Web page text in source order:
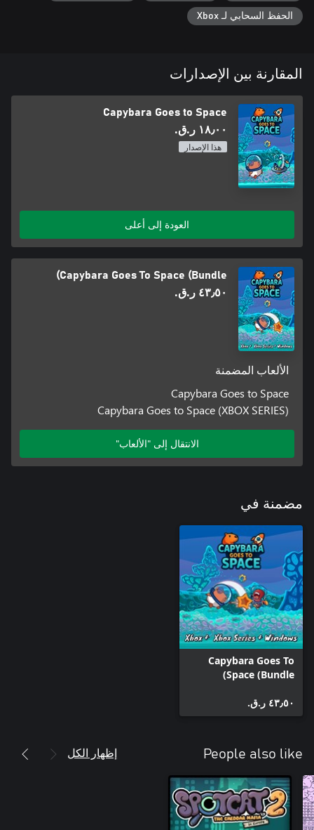
الحفظ السحابي لـ Xbox
المقارنة بين الإصدارات
Capybara Goes to Space
١٨٫٠٠ ر.ق.‏
هذا الإصدار
العودة إلى أعلى
Capybara Goes To Space (Bundle)
٤٣٫٥٠ ر.ق.‏
الألعاب المضمنة
Capybara Goes to Space
Capybara Goes to Space (XBOX SERIES)
الانتقال إلى "الألعاب"
مضمنة في
Capybara Goes To
Space (Bundle)
٤٣٫٥٠ ر.ق.‏
People also like إظهار الكل